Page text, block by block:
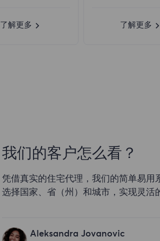
了解更多 了解更多
我们的客户怎么看？
凭借真实的住宅代理，我们的简单易用
选择国家、省（州）和城市，实现灵活
Aleksandra Jovanovic